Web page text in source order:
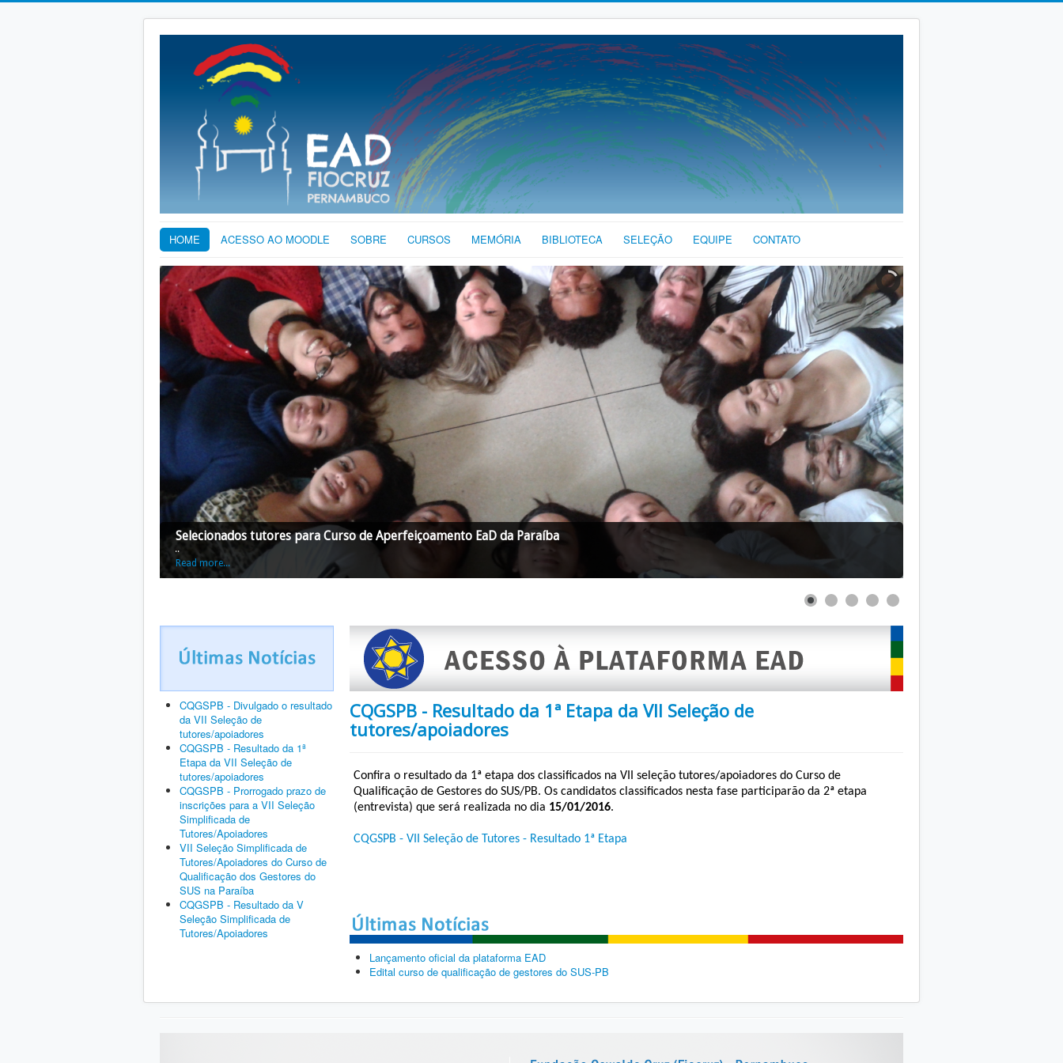
HOME ACESSO AO MOODLE SOBRE CURSOS MEMÓRIA BIBLIOTECA SELEÇÃO EQUIPE CONTATO
Selecionados tutores para Curso de Aperfeiçoamento EaD da Paraíba
...
Read more...
CQGSPB - Divulgado o resultado
da VII Seleção de
tutores/apoiadores
CQGSPB - Resultado da 1ª
Etapa da VII Seleção de
tutores/apoiadores
CQGSPB - Prorrogado prazo de
inscrições para a VII Seleção
Simplificada de
Tutores/Apoiadores
VII Seleção Simplificada de
Tutores/Apoiadores do Curso de
Qualificação dos Gestores do
SUS na Paraíba
CQGSPB - Resultado da V
Seleção Simplificada de
Tutores/Apoiadores
CQGSPB - Resultado da 1ª Etapa da VII Seleção de
tutores/apoiadores
Confira o resultado da 1ª etapa dos classificados na VII seleção tutores/apoiadores do Curso de
Qualificação de Gestores do SUS/PB. Os candidatos classificados nesta fase participarão da 2ª etapa
(entrevista) que será realizada no dia 15/01/2016.
CQGSPB - VII Seleção de Tutores - Resultado 1ª Etapa
Lançamento oficial da plataforma EAD
Edital curso de qualificação de gestores do SUS-PB